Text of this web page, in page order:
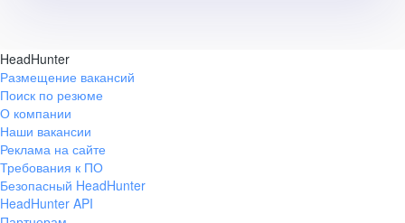
HeadHunter
Размещение вакансий
Поиск по резюме
О компании
Наши вакансии
Реклама на сайте
Требования к ПО
Безопасный HeadHunter
HeadHunter API